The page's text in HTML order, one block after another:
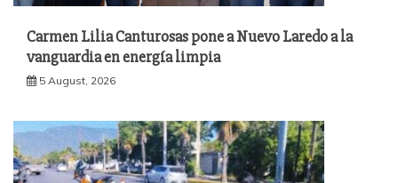
Carmen Lilia Canturosas pone a Nuevo Laredo a la
vanguardia en energía limpia
5 August, 2026